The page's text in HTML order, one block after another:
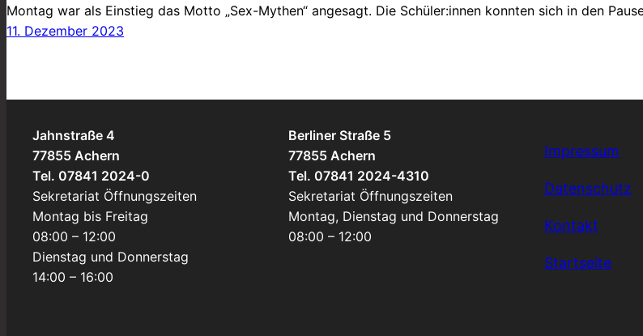
Montag war als Einstieg das Motto „Sex-Mythen“ angesagt. Die Schüler:innen konnten sich in den
11. Dezember 2023
Jahnstraße 4
77855 Achern
Tel. 07841 2024-0
Sekretariat Öffnungszeiten
Montag bis Freitag
08:00 – 12:00
Dienstag und Donnerstag
14:00 – 16:00
Berliner Straße 5
77855 Achern
Tel. 07841 2024-4310
Sekretariat Öffnungszeiten
Montag, Dienstag und Donnerstag
08:00 – 12:00
Impressum
Datenschutz
Kontakt
Startseite